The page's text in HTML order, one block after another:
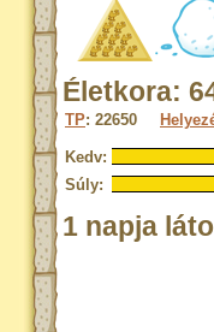
Életkora:
TP: 22650
Kedv:
Súly:
1 napja